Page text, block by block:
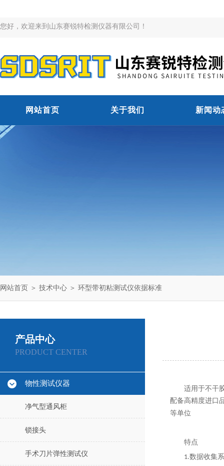
您好，欢迎来到山东赛锐特检测仪器有限公司！
网站首页 关于我们 新闻动
网站首页 ＞ 技术中心 ＞ 环型带初粘测试仪依据标准
产品中心
PRODUCT CENTER
物性测试仪器
净气型通风柜
锁接头
手术刀片弹性测试仪
适用于不干
配备高精度进口
等单位
特点
1.数据收集